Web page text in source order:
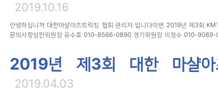
2019.10.16
안녕하십니까 대한마샬아츠트릭킹 협회 관리자 입니다이번 2019년 제3회
문의사항심판위원장 유수호 010-8566-0890 경기위원장 이정수 010-
2019년 제3회 대한 마샬아
2019.04.03